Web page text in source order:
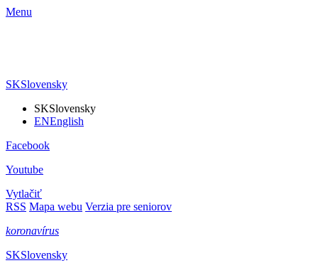
Menu
SKSlovensky
SKSlovensky
ENEnglish
Facebook
Youtube
Vytlačiť
RSS Mapa webu Verzia pre seniorov
koronavírus
SKSlovensky